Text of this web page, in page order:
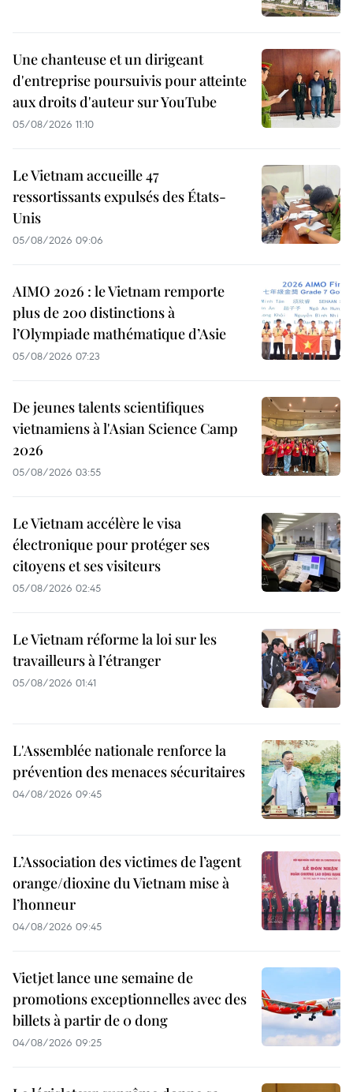
Une chanteuse et un dirigeant
d'entreprise poursuivis pour atteinte
aux droits d'auteur sur YouTube
05/08/2026 11:10
Le Vietnam accueille 47
ressortissants expulsés des États-
Unis
05/08/2026 09:06
AIMO 2026 : le Vietnam remporte
plus de 200 distinctions à
l’Olympiade mathématique d’Asie
05/08/2026 07:23
De jeunes talents scientifiques
vietnamiens à l'Asian Science Camp
2026
05/08/2026 03:55
Le Vietnam accélère le visa
électronique pour protéger ses
citoyens et ses visiteurs
05/08/2026 02:45
Le Vietnam réforme la loi sur les
travailleurs à l’étranger
05/08/2026 01:41
L'Assemblée nationale renforce la
prévention des menaces sécuritaires
04/08/2026 09:45
L’Association des victimes de l’agent
orange/dioxine du Vietnam mise à
l’honneur
04/08/2026 09:45
Vietjet lance une semaine de
promotions exceptionnelles avec des
billets à partir de 0 dong
04/08/2026 09:25